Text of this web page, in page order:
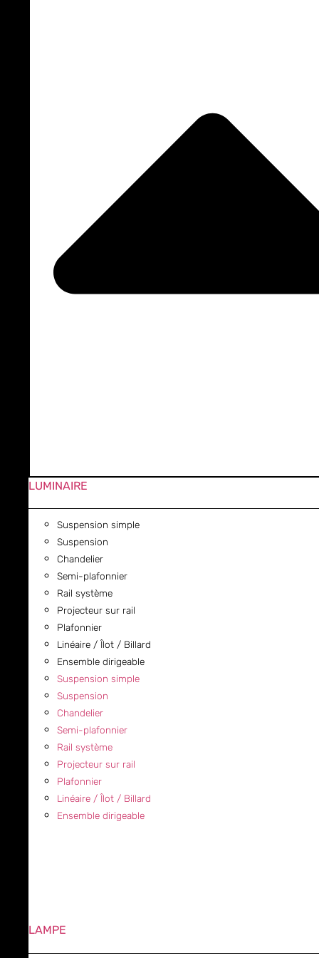
LUMINAIRE
Suspension simple
Suspension
Chandelier
Semi-plafonnier
Rail système
Projecteur sur rail
Plafonnier
Linéaire / Îlot / Billard
Ensemble dirigeable
Suspension simple
Suspension
Chandelier
Semi-plafonnier
Rail système
Projecteur sur rail
Plafonnier
Linéaire / Îlot / Billard
Ensemble dirigeable
LAMPE